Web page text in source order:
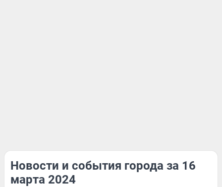
Новости и события города за 16
марта 2024